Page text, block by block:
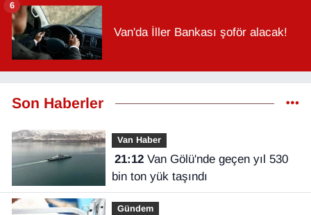
Van'da İller Bankası şoför alacak!
6
Son Haberler
Van Haber
21:12Van Gölü'nde geçen yıl 530
bin ton yük taşındı
Gündem